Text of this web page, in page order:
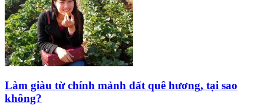
Làm giàu từ chính mảnh đất quê hương, tại sao
không?